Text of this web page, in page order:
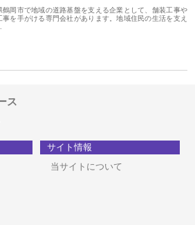
鶴岡市で地域の道路基盤を支える企業として、舗装工事や
事を手がける専門会社があります。地域住民の生活を支え
ス
サイト情報
当サイトについて